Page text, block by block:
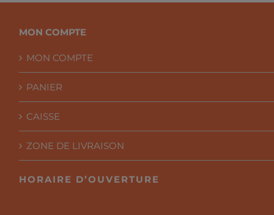
MON COMPTE
MON COMPTE
PANIER
CAISSE
ZONE DE LIVRAISON
HORAIRE D’OUVERTURE